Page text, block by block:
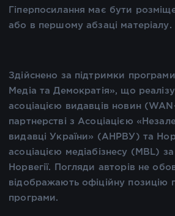
Гіперпосилання має бути
або в першому абзаці матеріалу.
Здійснено за підтримки
Медіа та Демократія», що
асоціацією видавців новин
партнерстві з Асоціацією
видавці України» (АНРВУ) та
асоціацією медіабізнесу (MBL)
Норвегії. Погляди авторів не
відображають офіційну позицію
програми.